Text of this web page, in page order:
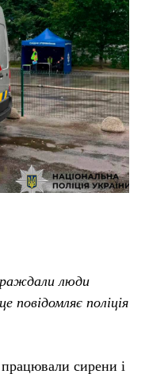
люди
повідомляє поліція
сирени і